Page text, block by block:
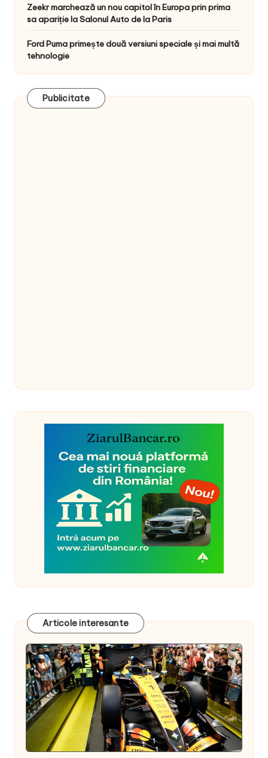
Zeekr marchează un nou capitol în Europa prin prima
sa apariție la Salonul Auto de la Paris
Ford Puma primește două versiuni speciale și mai multă
tehnologie
Publicitate
Articole interesante